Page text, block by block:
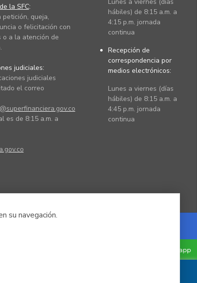
su navegación.
la SFC:
queja,
o felicitación con
o a la atención de
judiciales:
judiciales
el correo
es de 8:15 a.m. a
Lunes a viernes (días
hábiles) de 8:15 a.m. a
4:15 p.m. jornada
continua
Recepción de
correspondencia por
medios electrónicos:
Lunes a viernes (días
hábiles) de 8:15 a.m. a
4:45 p.m. jornada
continua
Powered by Nexura